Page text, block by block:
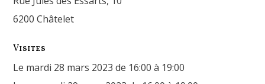
6200 Châtelet
Visites
Le mardi 28 mars 2023 de 16:00 à 19:00